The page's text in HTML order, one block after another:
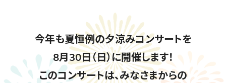
今年も夏恒例の夕涼みコンサートを
8月30日（日）に開催します！
このコンサートは、みなさまからの